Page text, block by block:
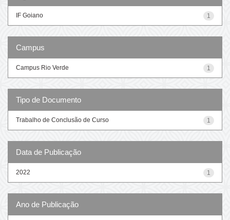
1
IF Goiano
Campus
1
Campus Rio Verde
Tipo de Documento
1
Trabalho de Conclusão de Curso
Data de Publicação
1
2022
Ano de Publicação